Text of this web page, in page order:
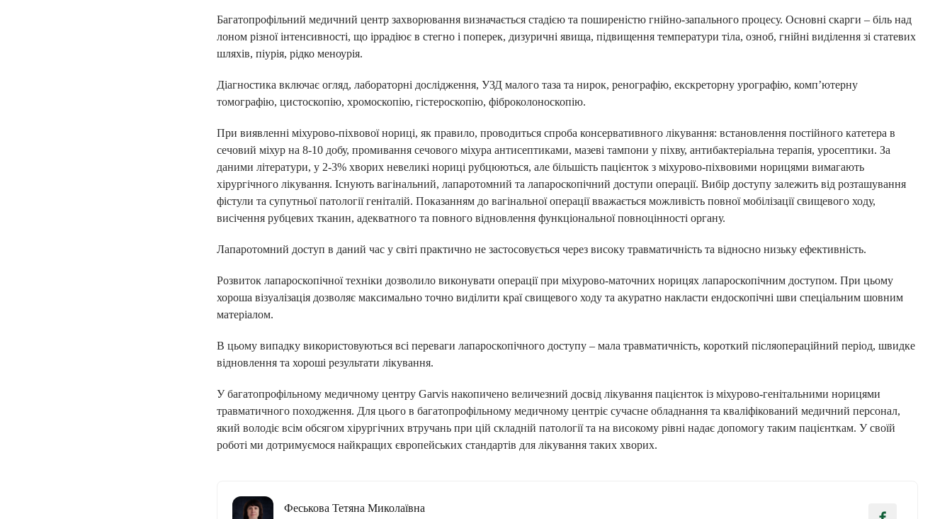
Багатопрофільний медичний центр захворювання визначається стадією та поширеністю гнійно-запального процесу. Основні скарги – біль над
лоном різної інтенсивності, що іррадіює в стегно і поперек, дизуричні явища, підвищення температури тіла, озноб, гнійні виділення зі статевих
шляхів, піурія, рідко меноурія.
Діагностика включає огляд, лабораторні дослідження, УЗД малого таза та нирок, ренографію, екскреторну урографію, комп’ютерну
томографію, цистоскопію, хромоскопію, гістероскопію, фіброколоноскопію.
При виявленні міхурово-піхвової нориці, як правило, проводиться спроба консервативного лікування: встановлення постійного катетера в
сечовий міхур на 8-10 добу, промивання сечового міхура антисептиками, мазеві тампони у піхву, антибактеріальна терапія, уросептики. За
даними літератури, у 2-3% хворих невеликі нориці рубцюються, але більшість пацієнток з міхурово-піхвовими норицями вимагають
хірургічного лікування. Існують вагінальний, лапаротомний та лапароскопічний доступи операції. Вибір доступу залежить від розташування
фістули та супутньої патології геніталій. Показанням до вагінальної операції вважається можливість повної мобілізації свищевого ходу,
висічення рубцевих тканин, адекватного та повного відновлення функціональної повноцінності органу.
Лапаротомний доступ в даний час у світі практично не застосовується через високу травматичність та відносно низьку ефективність.
Розвиток лапароскопічної техніки дозволило виконувати операції при міхурово-маточних норицях лапароскопічним доступом. При цьому
хороша візуалізація дозволяє максимально точно виділити краї свищевого ходу та акуратно накласти ендоскопічні шви спеціальним шовним
матеріалом.
В цьому випадку використовуються всі переваги лапароскопічного доступу – мала травматичність, короткий післяопераційний період, швидке
відновлення та хороші результати лікування.
У багатопрофільному медичному центру Garvis накопичено величезний досвід лікування пацієнток із міхурово-генітальними норицями
травматичного походження. Для цього в багатопрофільному медичному центріє сучасне обладнання та кваліфікований медичний персонал,
який володіє всім обсягом хірургічних втручань при цій складній патології та на високому рівні надає допомогу таким пацієнткам. У своїй
роботі ми дотримуємося найкращих європейських стандартів для лікування таких хворих.
Феськова Тетяна Миколаївна